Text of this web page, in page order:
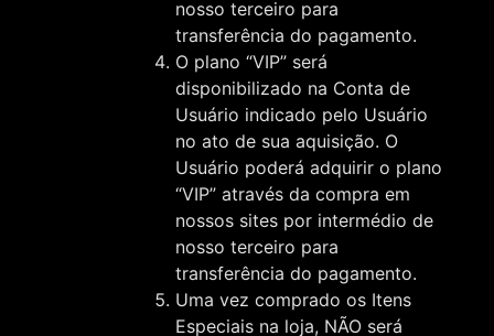
nosso terceiro para
transferência do pagamento.
O plano “VIP” será
disponibilizado na Conta de
Usuário indicado pelo Usuário
no ato de sua aquisição. O
Usuário poderá adquirir o plano
“VIP” através da compra em
nossos sites por intermédio de
nosso terceiro para
transferência do pagamento.
Uma vez comprado os Itens
Especiais na loja, NÃO será